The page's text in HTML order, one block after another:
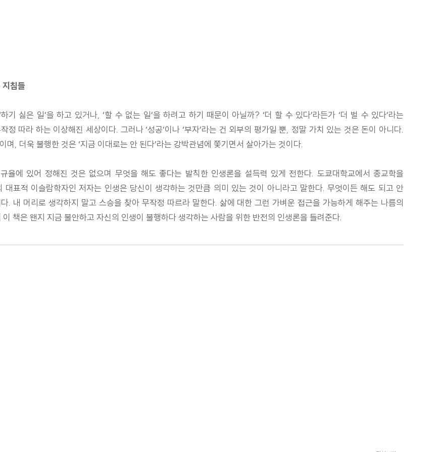
침들
싫은 일’을 하고 있거나, ‘할 수 없는 일’을 하려고 하기 때문이 아닐까? ‘더 할 수 있다’라든가 ‘더 벌 수 있다’라는
따라 하는 이상해진 세상이다. 그러나 ‘성공’이나 ‘부자’라는 건 외부의 평가일 뿐, 정말 가치 있는 것은 돈이 아니다.
며, 더욱 불행한 것은 ‘지금 이대로는 안 된다’라는 강박관념에 쫓기면서 살아가는 것이다.
율에 있어 정해진 것은 없으며 무엇을 해도 좋다는 발칙한 인생론을 설득력 있게 전한다. 도쿄대학교에서 종교학을
표적 이슬람학자인 저자는 인생은 당신이 생각하는 것만큼 의미 있는 것이 아니라고 말한다. 무엇이든 해도 되고 안
. 내 머리로 생각하지 말고 스승을 찾아 무작정 따르라 말한다. 삶에 대한 그런 가벼운 접근을 가능하게 해주는 나름의
책은 왠지 지금 불안하고 자신의 인생이 불행하다 생각하는 사람을 위한 반전의 인생론을 들려준다.